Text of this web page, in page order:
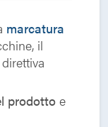
marcatura
il
prodottoe